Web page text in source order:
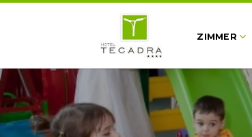
ZIMMER